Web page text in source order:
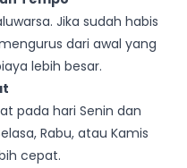
Jika sudah habis
dari awal yang
lebih besar.
pada hari Senin dan
Rabu, atau Kamis
cepat.